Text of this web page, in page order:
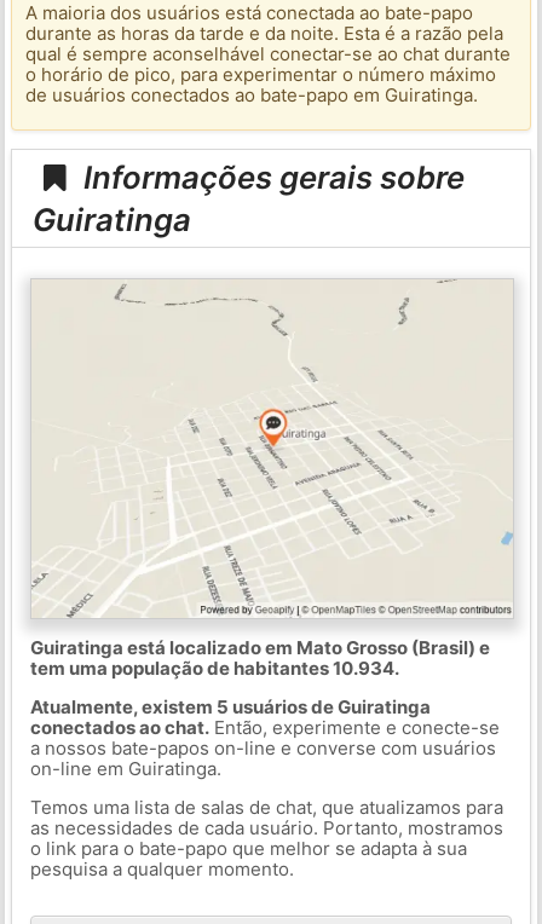
A maioria dos usuários está conectada ao bate-papo
durante as horas da tarde e da noite. Esta é a razão pela
qual é sempre aconselhável conectar-se ao chat durante
o horário de pico, para experimentar o número máximo
de usuários conectados ao bate-papo em Guiratinga.
Informações gerais sobre
Guiratinga
Guiratinga está localizado em Mato Grosso (Brasil) e
tem uma população de habitantes 10.934.
Atualmente, existem 5 usuários de Guiratinga
conectados ao chat.Então, experimente e conecte-se
a nossos bate-papos on-line e converse com usuários
on-line em Guiratinga.
Temos uma lista de salas de chat, que atualizamos para
as necessidades de cada usuário. Portanto, mostramos
o link para o bate-papo que melhor se adapta à sua
pesquisa a qualquer momento.